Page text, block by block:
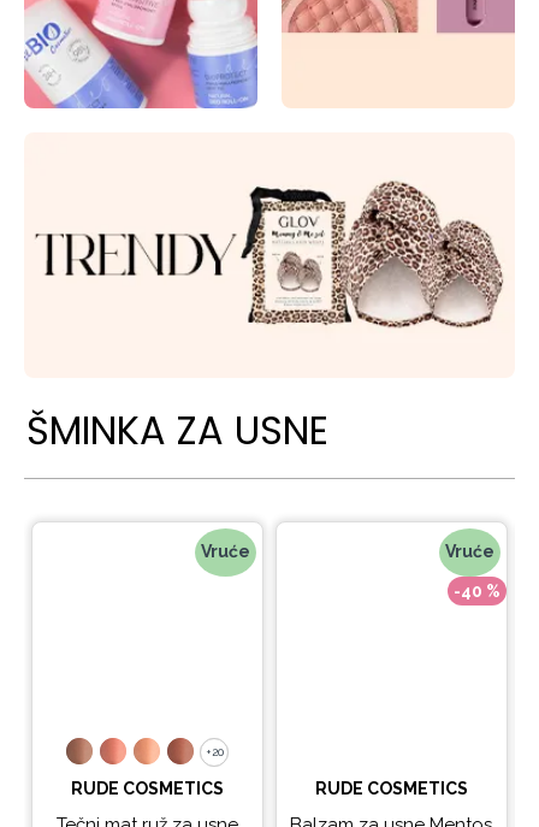
ŠMINKA ZA USNE
Vruće
+20
+20
RUDE COSMETICS
Vruće
-40 %
RUDE COSMETICS